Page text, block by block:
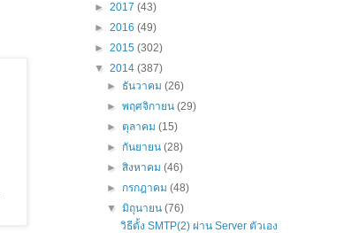
► 2017 (43)
► 2016 (49)
► 2015 (302)
▼ 2014 (387)
► ธันวาคม(26)
►พฤศจิกายน(29)
►ตุลาคม(15)
► กันยายน(28)
►สิงหาคม(46)
► กรกฎาคม(48)
▼มิถุนายน(76)
วิธีตั้ง SMTP(2) ผ่าน Server ตัวเอง